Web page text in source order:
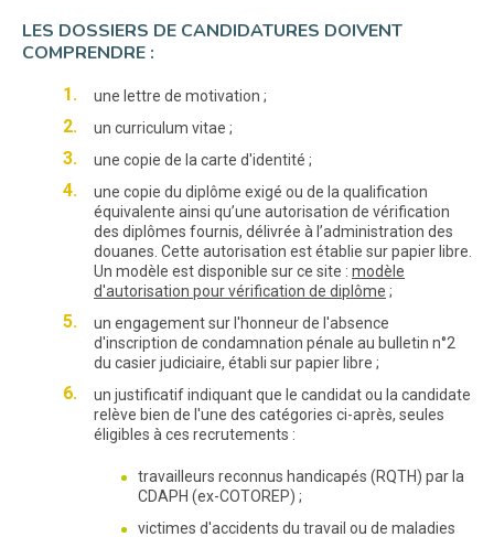
LES DOSSIERS DE CANDIDATURES DOIVENT
COMPRENDRE :
une lettre de motivation ;
un curriculum vitae ;
une copie de la carte d'identité ;
une copie du diplôme exigé ou de la qualification
équivalente ainsi qu’une autorisation de vérification
des diplômes fournis, délivrée à l’administration des
douanes. Cette autorisation est établie sur papier libre.
Un modèle est disponible sur ce site : modèle
d'autorisation pour vérification de diplôme ;
un engagement sur l'honneur de l'absence
d'inscription de condamnation pénale au bulletin n°2
du casier judiciaire, établi sur papier libre ;
un justificatif indiquant que le candidat ou la candidate
relève bien de l'une des catégories ci-après, seules
éligibles à ces recrutements :
travailleurs reconnus handicapés (RQTH) par la
CDAPH (ex-COTOREP) ;
victimes d'accidents du travail ou de maladies